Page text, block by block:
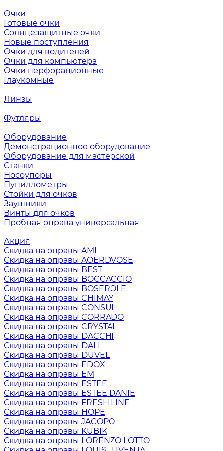
Очки
Готовые очки
Солнцезащитные очки
Новые поступления
Очки для водителей
Очки для компьютера
Очки перфорационные
Глаукомные
Линзы
Футляры
Оборудование
Демонстрационное оборудование
Оборудование для мастерской
Станки
Носоупоры
Пупиллометры
Стойки для очков
Заушники
Винты для очков
Пробная оправа универсальная
Акция
Скидка на оправы AMI
Скидка на оправы AOERDVOSE
Скидка на оправы BEST
Скидка на оправы BOCCACCIO
Скидка на оправы BOSEROLE
Скидка на оправы CHIMAY
Скидка на оправы CONSUL
Скидка на оправы CORRADO
Скидка на оправы CRYSTAL
Скидка на оправы DACCHI
Скидка на оправы DALI
Скидка на оправы DUVEL
Скидка на оправы EDOX
Скидка на оправы EM
Скидка на оправы ESTEE
Скидка на оправы ESTEE DANIE
Скидка на оправы FRESH LINE
Скидка на оправы HOPE
Скидка на оправы JACOPO
Скидка на оправы KUBIK
Скидка на оправы LORENZO LOTTO